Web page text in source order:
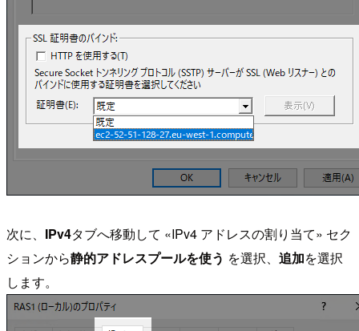
次に、 IPv4タブへ移動して «IPv4 アドレスの割り当て» セク
ションから静的アドレスプールを使う を選択、 追加を選択
します。